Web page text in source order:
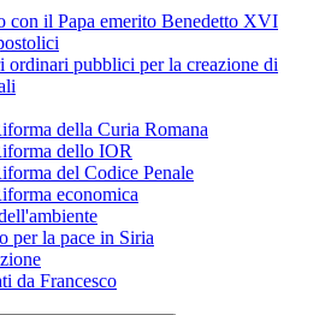
con il Papa emerito Benedetto XVI
ordinari pubblici per la creazione di
della Curia Romana
dello IOR
del Codice Penale
economica
per la pace in Siria
da Francesco